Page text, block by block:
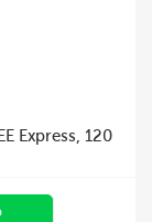
Express, 120